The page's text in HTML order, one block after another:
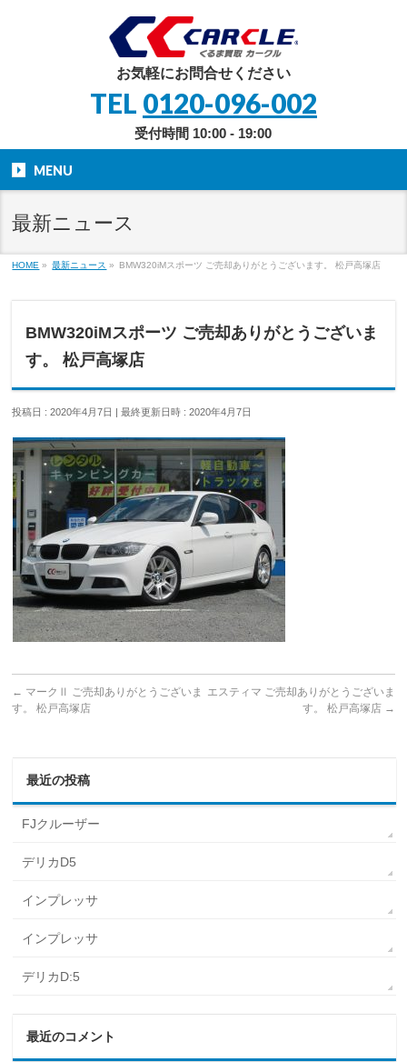
お気軽にお問合せください
TEL 0120-096-002
受付時間 10:00 - 19:00
MENU
最新ニュース
HOME » 最新ニュース » BMW320iMスポーツ ご売却ありがとうございます。 松戸高塚店
BMW320iMスポーツ ご売却ありがとうございま
す。 松戸高塚店
投稿日 : 2020年4月7日 最終更新日時 : 2020年4月7日
← マークⅡ ご売却ありがとうございま
す。 松戸高塚店
エスティマ ご売却ありがとうございま
す。 松戸高塚店 →
最近の投稿
FJクルーザー
デリカD5
インプレッサ
インプレッサ
デリカD:5
最近のコメント